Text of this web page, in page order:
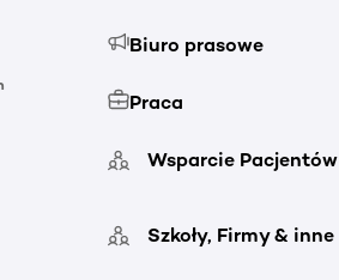
Biuro prasowe
Praca
Wsparcie Pacjentów
Szkoły, Firmy & inne